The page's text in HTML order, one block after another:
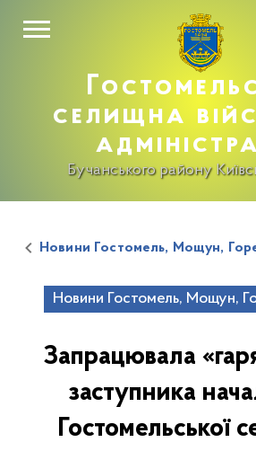
селищна
Бучанського району
Новини Гостомель, Мощун,
Новини Гостомель, Мощун,
Запрацювала
заступника
Гостомельської